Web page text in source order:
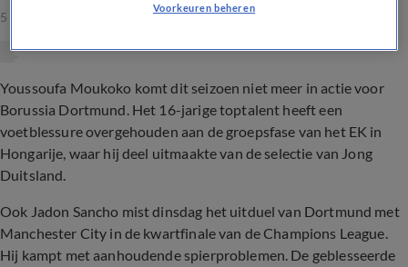
5 apr 2021, 16:14
Youssoufa Moukoko komt dit seizoen niet meer in actie voor
Borussia Dortmund. Het 16-jarige toptalent heeft een
voetblessure overgehouden aan de groepsfase van het EK in
Hongarije, waar hij deel uitmaakte van de selectie van Jong
Duitsland.
Ook Jadon Sancho mist dinsdag het uitduel van Dortmund met
Manchester City in de kwartfinale van de Champions League.
Hij kampt met aanhoudende spierproblemen. De geblesseerde
Voorkeuren beheren